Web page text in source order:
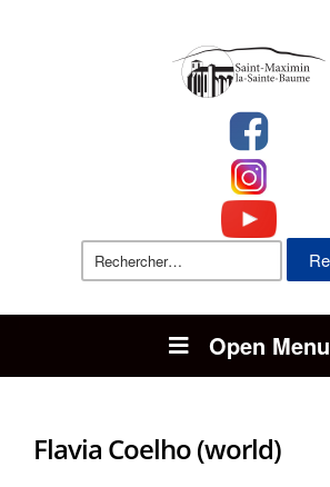
Rechercher :
Open Menu
Flavia Coelho (world)